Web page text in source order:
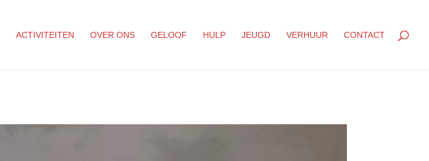
ACTIVITEITEN OVER ONS GELOOF HULP JEUGD VERHUUR CONTACT